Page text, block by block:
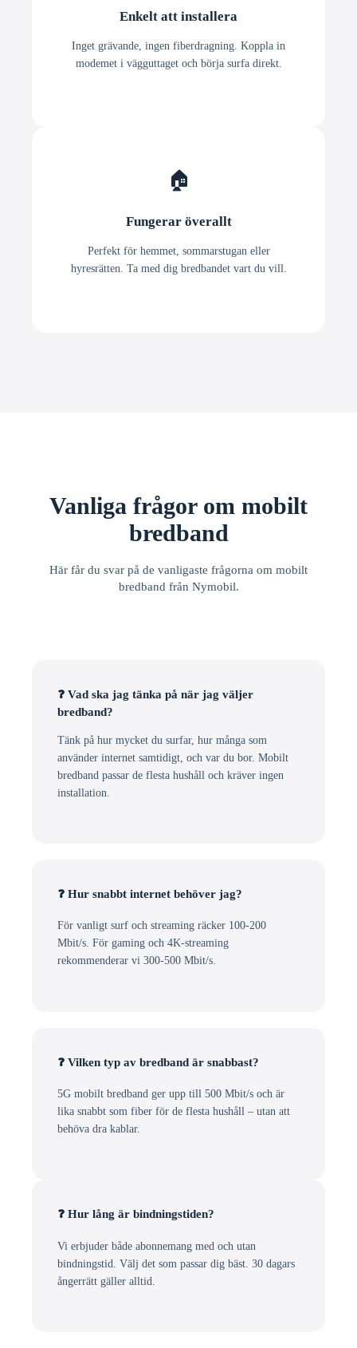
Enkelt att installera
Inget grävande, ingen fiberdragning. Koppla in
modemet i vägguttaget och börja surfa direkt.
🏠
Fungerar överallt
Perfekt för hemmet, sommarstugan eller
hyresrätten. Ta med dig bredbandet vart du vill.
Vanliga frågor om mobilt
bredband
Här får du svar på de vanligaste frågorna om mobilt
bredband från Nymobil.
❓ Vad ska jag tänka på när jag väljer
bredband?
Tänk på hur mycket du surfar, hur många som
använder internet samtidigt, och var du bor. Mobilt
bredband passar de flesta hushåll och kräver ingen
installation.
❓ Hur snabbt internet behöver jag?
För vanligt surf och streaming räcker 100-200
Mbit/s. För gaming och 4K-streaming
rekommenderar vi 300-500 Mbit/s.
❓ Vilken typ av bredband är snabbast?
5G mobilt bredband ger upp till 500 Mbit/s och är
lika snabbt som fiber för de flesta hushåll – utan att
behöva dra kablar.
❓ Hur lång är bindningstiden?
Vi erbjuder både abonnemang med och utan
bindningstid. Välj det som passar dig bäst. 30 dagars
ångerrätt gäller alltid.